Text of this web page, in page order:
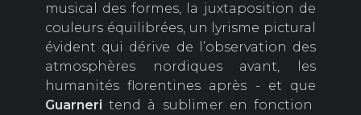
musical des formes, la juxtaposition de
couleurs équilibrées, un lyrisme pictural
évident qui dérive de l’observation des
atmosphères nordiques avant, les
humanités florentines après - et que
Guarneri tend à sublimer en fonction